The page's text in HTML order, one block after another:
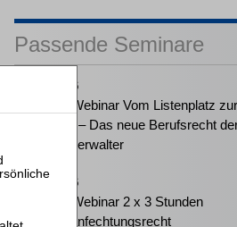
Passende Seminare
25.08.2026
Praktiker-Webinar Vom Listenplatz zur
Zulassung – Das neue Berufsrecht
Insolvenzverwalter
03.12.2026
Praktiker-Webinar 2 x 3 Stunden
Insolvenzanfechtungsrecht